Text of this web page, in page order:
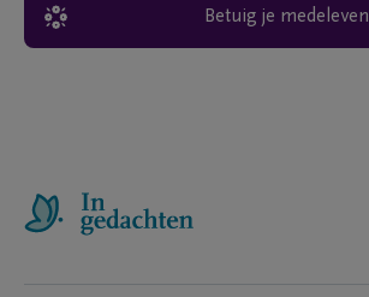
Betuig je medeleven